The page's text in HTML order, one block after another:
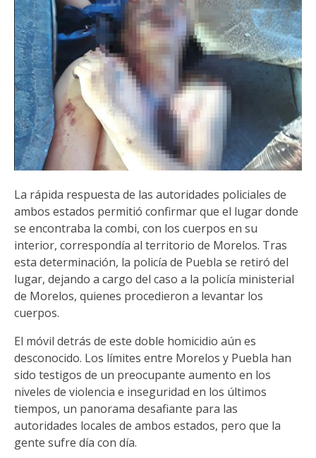
La rápida respuesta de las autoridades policiales de
ambos estados permitió confirmar que el lugar donde
se encontraba la combi, con los cuerpos en su
interior, correspondía al territorio de Morelos. Tras
esta determinación, la policía de Puebla se retiró del
lugar, dejando a cargo del caso a la policía ministerial
de Morelos, quienes procedieron a levantar los
cuerpos.
El móvil detrás de este doble homicidio aún es
desconocido. Los límites entre Morelos y Puebla han
sido testigos de un preocupante aumento en los
niveles de violencia e inseguridad en los últimos
tiempos, un panorama desafiante para las
autoridades locales de ambos estados, pero que la
gente sufre día con día.